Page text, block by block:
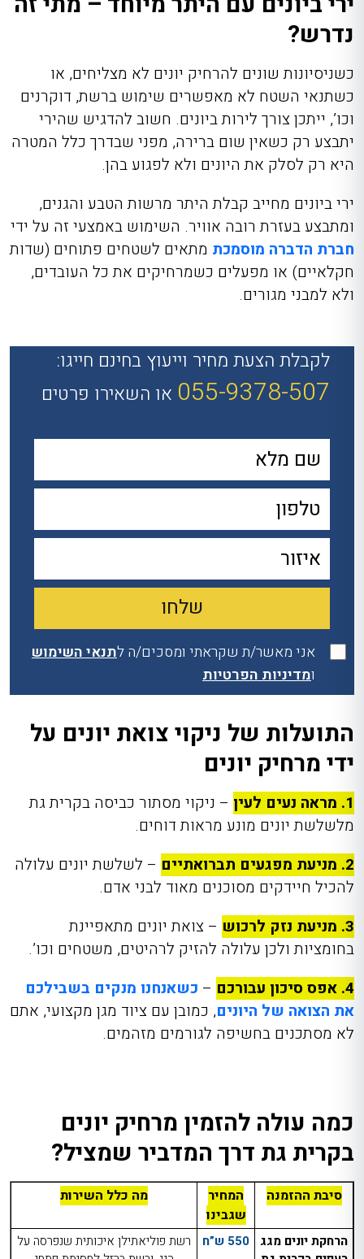
נדרש?
כשניסיונות שונים להרחיק יונים לא מצליחים, או
כשתנאי השטח לא מאפשרים שימוש ברשת, דוקרנים
וכו’, ייתכן צורך לירות ביונים. חשוב להדגיש שהירי
יתבצע רק כשאין שום ברירה, מפני שבדרך כלל המטרה
היא רק לסלק את היונים ולא לפגוע בהן.
ירי ביונים מחייב קבלת היתר מרשות הטבע והגנים,
ומתבצע בעזרת רובה אוויר. השימוש באמצעי זה על ידי
חברת הדברה מוסמכת מתאים לשטחים פתוחים (שדות
חקלאיים) או מפעלים כשמרחיקים את כל העובדים,
ולא למבני מגורים.
לקבלת הצעת מחיר וייעוץ בחינם חייגו:
055-9378-507 או השאירו פרטים
אני מאשר/ת שקראתי ומסכים/ה לתנאי השימוש
ומדיניות הפרטיות
התועלות של ניקוי צואת יונים על
ידי מרחיק יונים
1. מראה נעים לעין
– ניקוי מסתור כביסה בקרית גת
מלשלשת יונים מונע מראות דוחים.
2. מניעת מפגעים תברואתיים
– לשלשת יונים עלולה
להכיל חיידקים מסוכנים מאוד לבני אדם.
3. מניעת נזק לרכוש
– צואת יונים מתאפיינת
בחומציות ולכן עלולה להזיק לרהיטים, משטחים וכו’.
4. אפס סיכון עבורכם
– כשאנחנו מנקים בשבילכם
את הצואה של היונים, כמובן עם ציוד מגן מקצועי, אתם
לא מסתכנים בחשיפה לגורמים מזהמים.
כמה עולה להזמין מרחיק יונים
בקרית גת דרך המדביר שמציל?
סיבת ההזמנה
המחיר
שגבינו
מה כלל השירות
הרחקת יונים מגג
550 ש”ח
רשת פוליאתילן איכותית שנפרסה על